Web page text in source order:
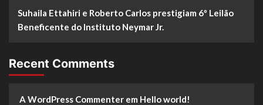
Suhaila Ettahiri e Roberto Carlos prestigiam 6º Leilão
Beneficente do Instituto Neymar Jr.
Recent Comments
A WordPress Commenter em Hello world!